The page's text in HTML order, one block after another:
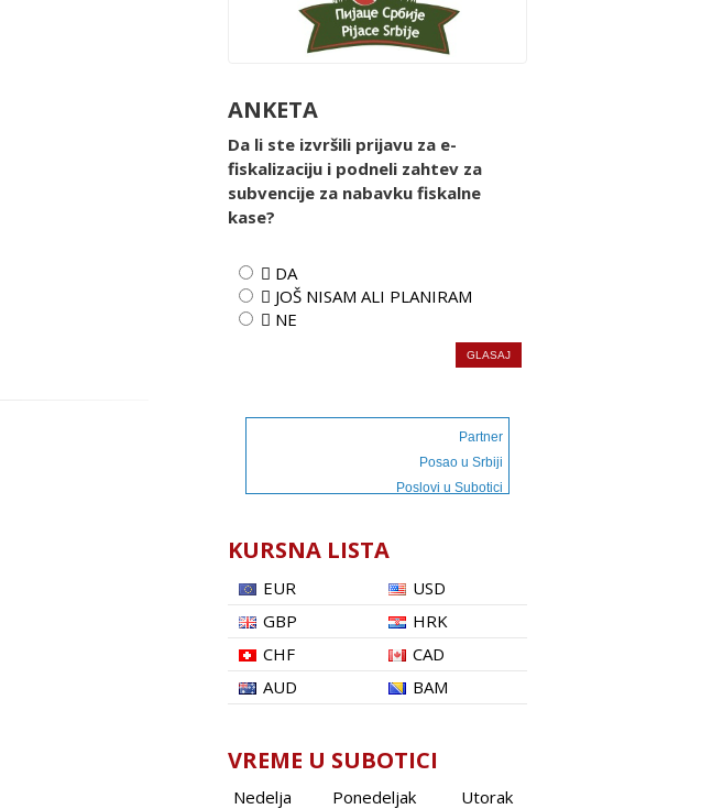
ANKETA
Da li ste izvršili prijavu za e-
fiskalizaciju i podneli zahtev za
subvencije za nabavku fiskalne
kase?
 DA
 JOŠ NISAM ALI PLANIRAM
 NE
Partner
Posao u Srbiji
Poslovi u Subotici
KURSNA LISTA
EUR
USD
GBP
HRK
CHF
CAD
AUD
BAM
VREME U SUBOTICI
Nedelja Ponedeljak Utorak